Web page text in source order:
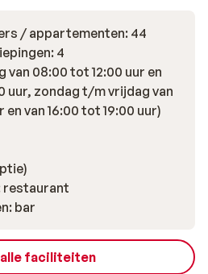
/ appartementen: 44
4
08:00 tot 12:00 uur en
uur, zondag t/m vrijdag van
van 16:00 tot 19:00 uur)
restaurant
bar
faciliteiten